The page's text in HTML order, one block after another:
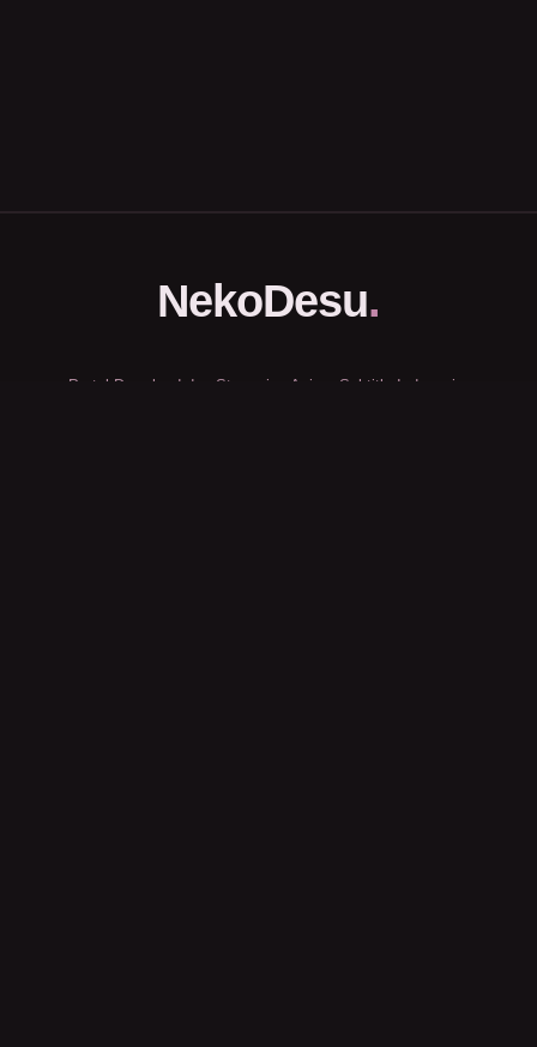
NekoDesu.
Portal Download dan Streaming Anime Subtitle Indonesia.